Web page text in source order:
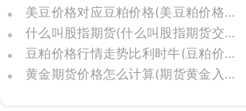
美豆价格对应豆粕价格(美豆粕价格换算)
什么叫股指期货(什么叫股指期货交割日)
豆粕价格行情走势比利时牛(豆粕价格走势分析)
黄金期货价格怎么计算(期货黄金入门基础知识)